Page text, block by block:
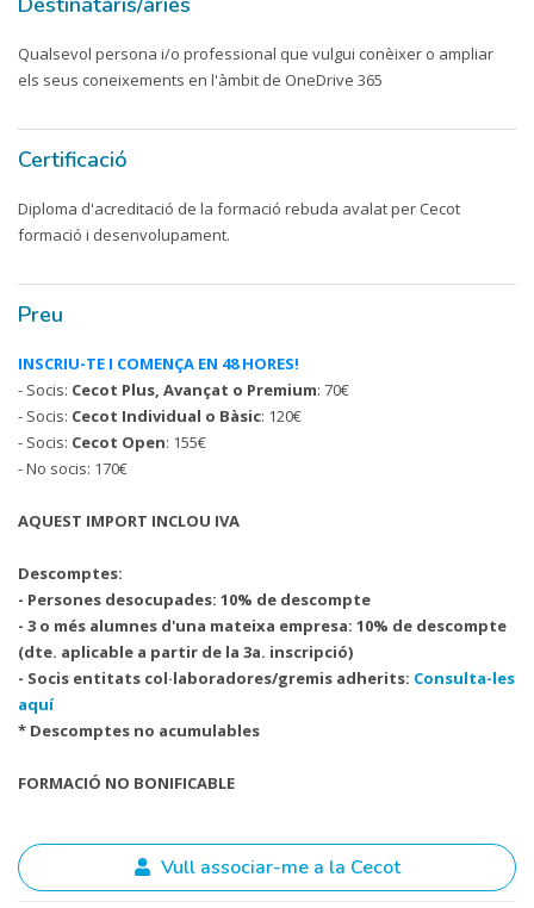
Qualsevol persona i/o professional que vulgui conèixer o ampliar
els seus coneixements en l'àmbit de OneDrive 365
Certificació
Diploma d'acreditació de la formació rebuda avalat per Cecot
formació i desenvolupament.
Preu
INSCRIU-TE I COMENÇA EN 48 HORES!
- Socis: Cecot Plus, Avançat o Premium: 70€
- Socis: Cecot Individual o Bàsic: 120€
- Socis: Cecot Open: 155€
- No socis: 170€
AQUEST IMPORT INCLOU IVA
Descomptes:
- Persones desocupades: 10% de descompte
- 3 o més alumnes d'una mateixa empresa: 10% de descompte
(dte. aplicable a partir de la 3a. inscripció)
- Socis entitats col·laboradores/gremis adherits: Consulta-les
aquí
* Descomptes no acumulables
FORMACIÓ NO BONIFICABLE
Vull associar-me a la Cecot